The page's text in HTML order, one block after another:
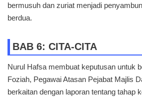
bermusuh dan zuriat menjadi
berdua.
BAB 6: CITA-CITA
Nurul Hafsa membuat keputusan untuk
Foziah, Pegawai Atasan Pejabat Majlis
berkaitan dengan laporan tentang tahap